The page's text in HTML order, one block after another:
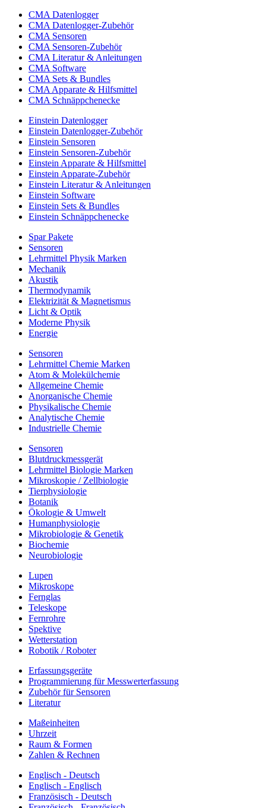
CMA Datenlogger
CMA Datenlogger-Zubehör
CMA Sensoren
CMA Sensoren-Zubehör
CMA Literatur & Anleitungen
CMA Software
CMA Sets & Bundles
CMA Apparate & Hilfsmittel
CMA Schnäppchenecke
Einstein Datenlogger
Einstein Datenlogger-Zubehör
Einstein Sensoren
Einstein Sensoren-Zubehör
Einstein Apparate & Hilfsmittel
Einstein Apparate-Zubehör
Einstein Literatur & Anleitungen
Einstein Software
Einstein Sets & Bundles
Einstein Schnäppchenecke
Spar Pakete
Sensoren
Lehrmittel Physik Marken
Mechanik
Akustik
Thermodynamik
Elektrizität & Magnetismus
Licht & Optik
Moderne Physik
Energie
Sensoren
Lehrmittel Chemie Marken
Atom & Molekülchemie
Allgemeine Chemie
Anorganische Chemie
Physikalische Chemie
Analytische Chemie
Industrielle Chemie
Sensoren
Blutdruckmessgerät
Lehrmittel Biologie Marken
Mikroskopie / Zellbiologie
Tierphysiologie
Botanik
Ökologie & Umwelt
Humanphysiologie
Mikrobiologie & Genetik
Biochemie
Neurobiologie
Lupen
Mikroskope
Fernglas
Teleskope
Fernrohre
Spektive
Wetterstation
Robotik / Roboter
Erfassungsgeräte
Programmierung für Messwerterfassung
Zubehör für Sensoren
Literatur
Maßeinheiten
Uhrzeit
Raum & Formen
Zahlen & Rechnen
Englisch - Deutsch
Englisch - Englisch
Französisch - Deutsch